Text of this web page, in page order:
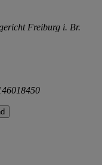
Freiburg i. Br.